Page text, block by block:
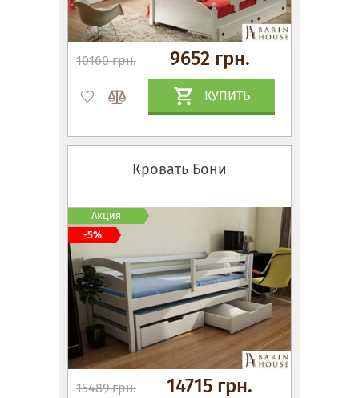
10160 грн. 9652 грн.
КУПИТЬ
Кровать Бони
15489 грн. 14715 грн.
Акция
-5%